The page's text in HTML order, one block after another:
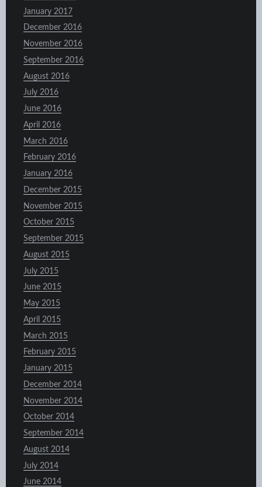
January 2017
December 2016
November 2016
September 2016
August 2016
July 2016
June 2016
April 2016
March 2016
February 2016
January 2016
December 2015
November 2015
October 2015
September 2015
August 2015
July 2015
June 2015
May 2015
April 2015
March 2015
February 2015
January 2015
December 2014
November 2014
October 2014
September 2014
August 2014
July 2014
June 2014